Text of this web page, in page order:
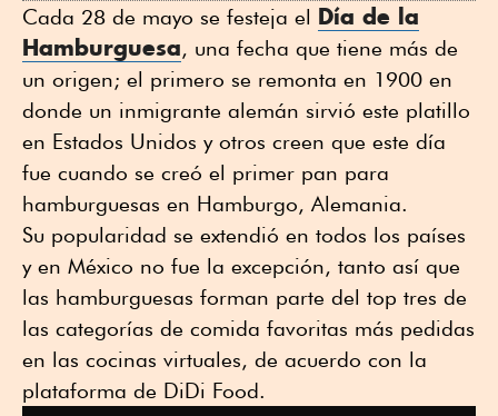
Cada 28 de mayo se festeja el Día de la
Hamburguesa, una fecha que tiene más de
un origen; el primero se remonta en 1900 en
donde un inmigrante alemán sirvió este platillo
en Estados Unidos y otros creen que este día
fue cuando se creó el primer pan para
hamburguesas en Hamburgo, Alemania.
Su popularidad se extendió en todos los países
y en México no fue la excepción, tanto así que
las hamburguesas forman parte del top tres de
las categorías de comida favoritas más pedidas
en las cocinas virtuales, de acuerdo con la
plataforma de DiDi Food.